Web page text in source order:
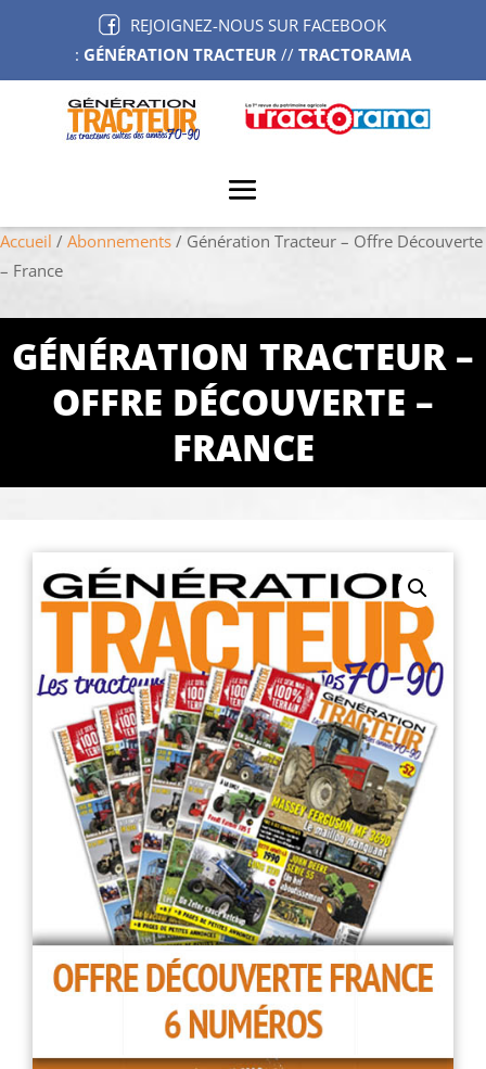
REJOIGNEZ-NOUS SUR FACEBOOK
: GÉNÉRATION TRACTEUR// TRACTORAMA
Accueil / Abonnements / Génération Tracteur – Offre Découverte
– France
GÉNÉRATION TRACTEUR –
OFFRE DÉCOUVERTE –
FRANCE